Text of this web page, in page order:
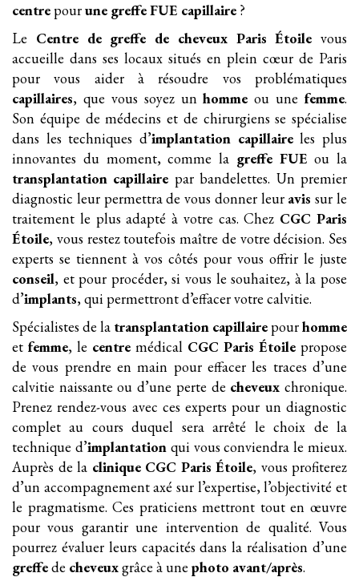
centrepourune greffe FUE capillaire ?
Le Centre de greffe de cheveux Paris Étoile vous
accueille dans ses locaux situés en plein cœur de Paris
pour vous aider à résoudre vos problématiques
capillaires, que vous soyez unhomme ou une femme.
Son équipe de médecins et de chirurgiens se spécialise
dans les techniques d’implantation capillaireles plus
innovantes du moment, comme la greffe FUE ou la
transplantation capillaire par bandelettes. Un premier
diagnostic leur permettra de vous donner leur avis sur le
traitement le plus adapté à votre cas. Chez CGC Paris
Étoile, vous restez toutefois maître de votre décision. Ses
experts se tiennent à vos côtés pour vous offrir le juste
conseil, et pour procéder, si vous le souhaitez, à la pose
d’implants, qui permettront d’effacer votre calvitie.
Spécialistes de la transplantation capillairepourhomme
et femme, le centre médical CGC Paris Étoile propose
de vous prendre en main pour effacer les traces d’une
calvitie naissante ou d’une perte de cheveux chronique.
Prenez rendez-vous avec ces experts pour un diagnostic
complet au cours duquel sera arrêté le choix de la
technique d’implantationqui vous conviendra le mieux.
Auprès de la clinique CGC Paris Étoile, vous profiterez
d’un accompagnement axé sur l’expertise, l’objectivité et
le pragmatisme. Ces praticiens mettront tout en œuvre
pour vous garantir une intervention de qualité. Vous
pourrez évaluer leurs capacités dans la réalisation d’une
greffede cheveuxgrâce à une photo avant/après.